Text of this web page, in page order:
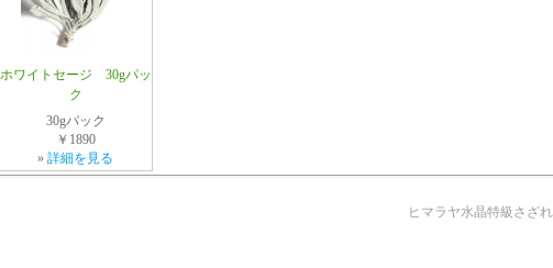
ホワイトセージ 30gパッ
ク
30gパック
￥1890
» 詳細を見る
ヒマラヤ水晶特級さざ